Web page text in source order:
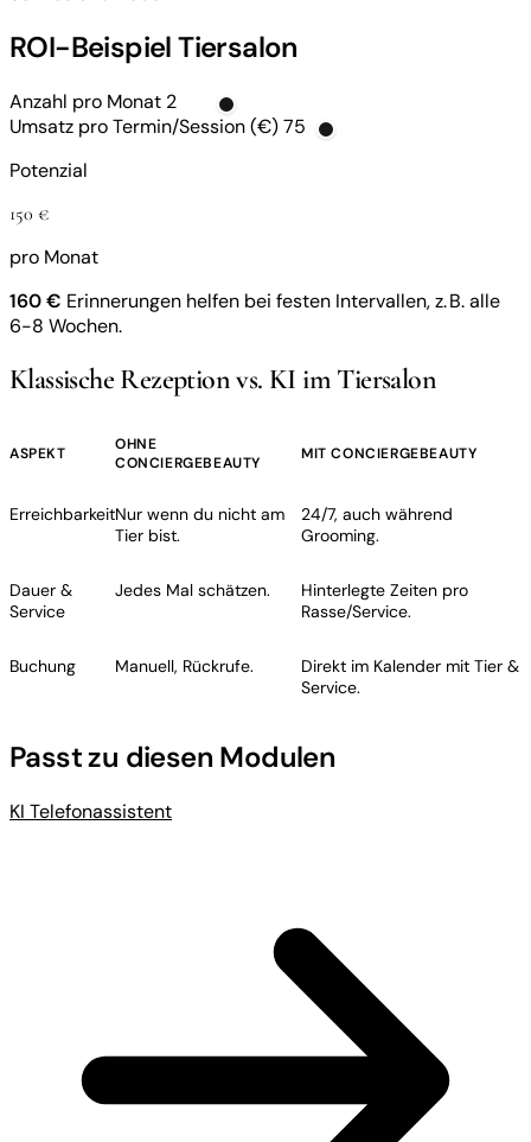
ROI-Beispiel Tiersalon
Anzahl pro Monat 2
Umsatz pro Termin/Session (€)75
Potenzial
150 €
pro Monat
160 € Erinnerungen helfen bei festen Intervallen, z. B. alle
6-8 Wochen.
Klassische Rezeption vs. KI im Tiersalon
ASPEKT
OHNE
CONCIERGEBEAUTY
MIT CONCIERGEBEAUTY
ErreichbarkeitNur wenn du nicht am
Tier bist.
24/7, auch während
Grooming.
Dauer &
Service
Jedes Mal schätzen.
Hinterlegte Zeiten pro
Rasse/Service.
Buchung Manuell, Rückrufe.
Direkt im Kalender mit Tier &
Service.
Passt zu diesen Modulen
KI Telefonassistent